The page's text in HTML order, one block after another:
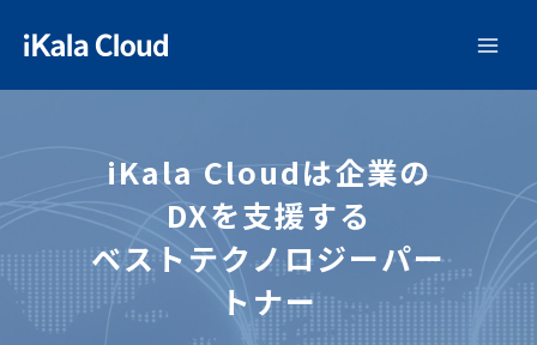
iKala Cloudは企業の
DXを支援する
ベストテクノロジーパー
トナー